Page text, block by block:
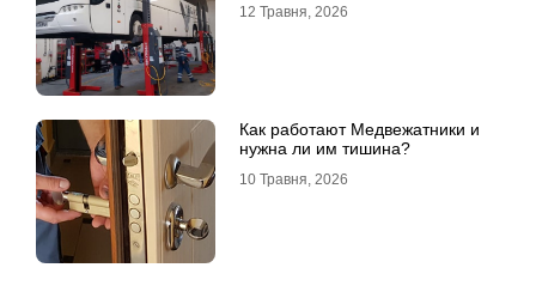
12 Травня, 2026
Как работают Медвежатники и
нужна ли им тишина?
10 Травня, 2026